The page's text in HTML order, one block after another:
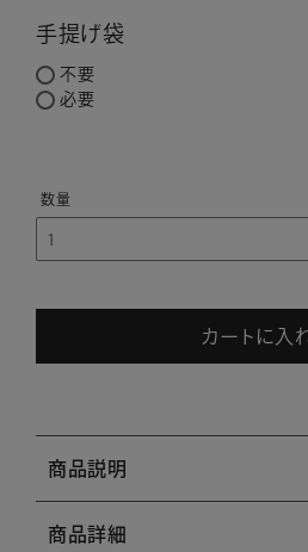
手提げ袋
不要
必要
カートに入
商品説明
商品詳細